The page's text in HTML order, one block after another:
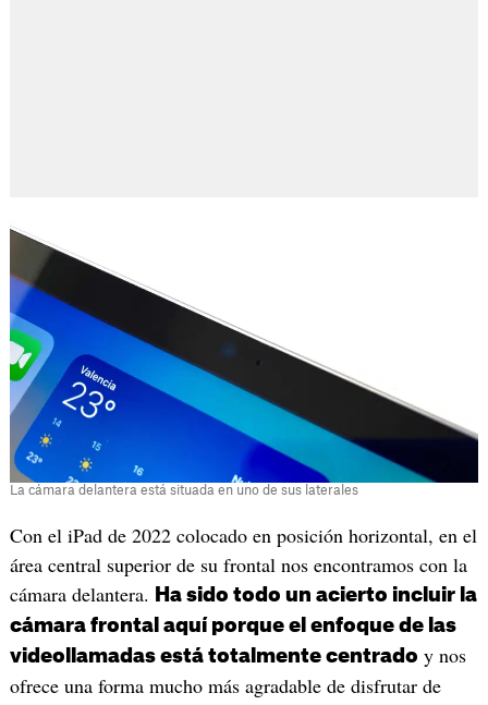
La cámara delantera está situada en uno de sus laterales
Con el iPad de 2022 colocado en posición horizontal, en el
área central superior de su frontal nos encontramos con la
cámara delantera.
Ha sido todo un acierto incluir la
cámara frontal aquí porque el enfoque de las
videollamadas está totalmente centrado y nos
ofrece una forma mucho más agradable de disfrutar de